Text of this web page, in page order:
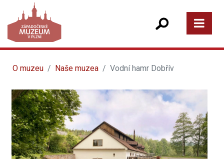
O muzeu Naše muzea Vodní hamr Dobřív